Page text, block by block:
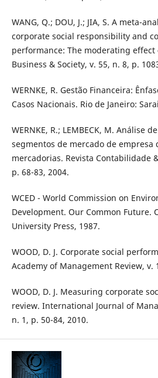
WANG, Q.; DOU, J.; JIA, S. A meta-
corporate social responsibility and
performance: The moderating
Business & Society, v. 55, n. 8, p.
WERNKE, R. Gestão Financeira:
Casos Nacionais. Rio de Janeiro:
WERNKE, R.; LEMBECK, M. Análise
segmentos de mercado de
mercadorias. Revista Contabilidade
p. 68-83, 2004.
WCED - World Commission on
Development. Our Common Future.
University Press, 1987.
WOOD, D. J. Corporate social
Academy of Management Review, v.
WOOD, D. J. Measuring corporate
review. International Journal of
n. 1, p. 50-84, 2010.